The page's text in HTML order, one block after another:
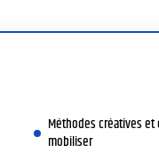
Méthodes créatives
mobiliser